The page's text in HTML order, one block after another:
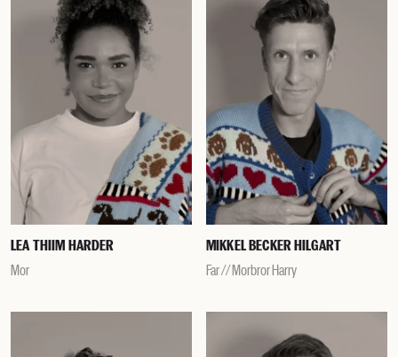
LEA THIIM HARDER
Mor
MIKKEL BECKER HILGART
Far // Morbror Harry